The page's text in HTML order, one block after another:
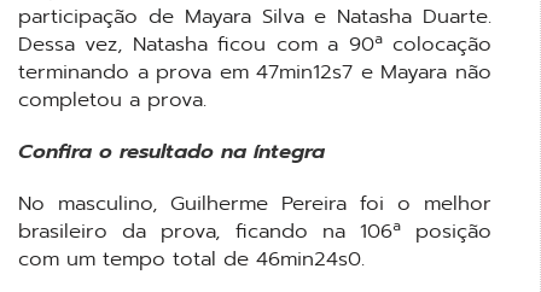
participação de Mayara Silva e Natasha Duarte.
Dessa vez, Natasha ficou com a 90ª colocação
terminando a prova em 47min12s7 e Mayara não
completou a prova.
Confira o resultado na íntegra
No masculino, Guilherme Pereira foi o melhor
brasileiro da prova, ficando na 106ª posição
com um tempo total de 46min24s0.